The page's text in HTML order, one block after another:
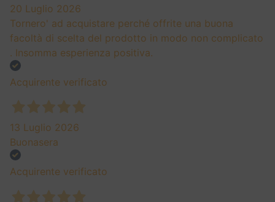
20 Luglio 2026
Tornero' ad acquistare perché offrite una buona
facoltà di scelta del prodotto in modo non complicato
. Insomma esperienza positiva.
Acquirente verificato
13 Luglio 2026
Buonasera
Acquirente verificato